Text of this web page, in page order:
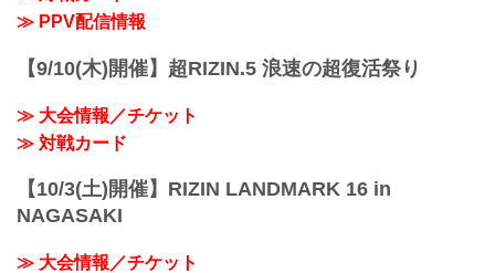
≫ PPV配信情報
【9/10(木)開催】超RIZIN.5 浪速の超復活祭り
≫ 大会情報／チケット
≫ 対戦カード
【10/3(土)開催】RIZIN LANDMARK 16 in
NAGASAKI
≫ 大会情報／チケット